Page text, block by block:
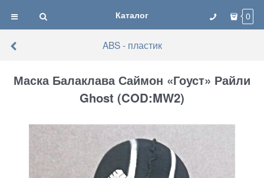
Каталог 0
ABS - пластик
Маска Балаклава Саймон «Гоуст» Райли
Ghost (COD:MW2)